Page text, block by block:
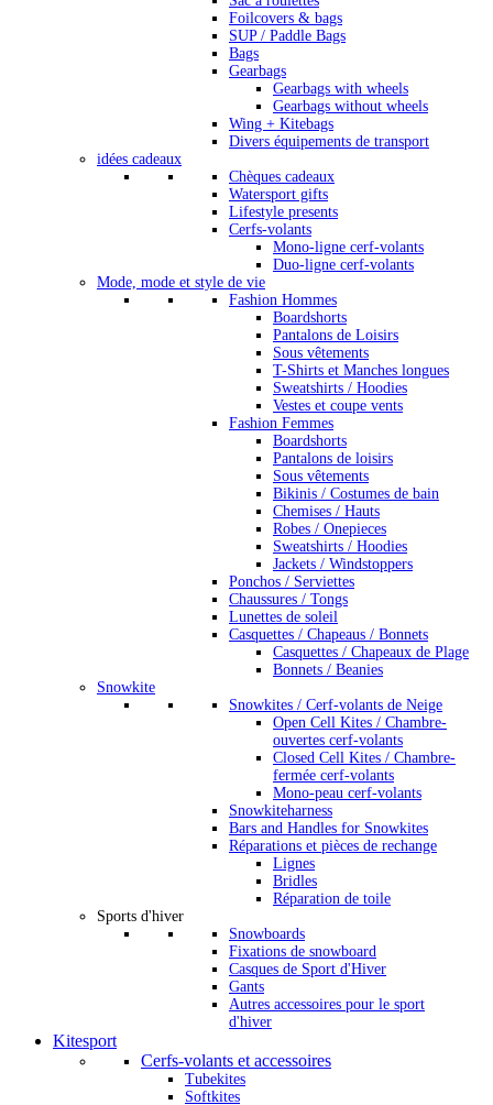
Foilcovers & bags
SUP / Paddle Bags
Bags
Gearbags
Gearbags with wheels
Gearbags without wheels
Wing + Kitebags
Divers équipements de transport
idées cadeaux
Chèques cadeaux
Watersport gifts
Lifestyle presents
Cerfs-volants
Mono-ligne cerf-volants
Duo-ligne cerf-volants
Mode, mode et style de vie
Fashion Hommes
Boardshorts
Pantalons de Loisirs
Sous vêtements
T-Shirts et Manches longues
Sweatshirts / Hoodies
Vestes et coupe vents
Fashion Femmes
Boardshorts
Pantalons de loisirs
Sous vêtements
Bikinis / Costumes de bain
Chemises / Hauts
Robes / Onepieces
Sweatshirts / Hoodies
Jackets / Windstoppers
Ponchos / Serviettes
Chaussures / Tongs
Lunettes de soleil
Casquettes / Chapeaus / Bonnets
Casquettes / Chapeaux de Plage
Bonnets / Beanies
Snowkite
Snowkites / Cerf-volants de Neige
Open Cell Kites / Chambre-
ouvertes cerf-volants
Closed Cell Kites / Chambre-
fermée cerf-volants
Mono-peau cerf-volants
Snowkiteharness
Bars and Handles for Snowkites
Réparations et pièces de rechange
Lignes
Bridles
Réparation de toile
Sports d'hiver
Snowboards
Fixations de snowboard
Casques de Sport d'Hiver
Gants
Autres accessoires pour le sport
d'hiver
Kitesport
Cerfs-volants et accessoires
Tubekites
Softkites